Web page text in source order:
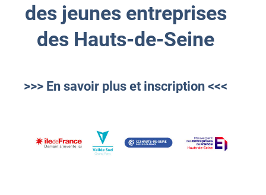
des jeunes entreprises
des Hauts-de-Seine
>>> En savoir plus et inscription <<<